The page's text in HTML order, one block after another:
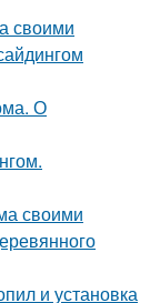
своими
О
своими
и установка